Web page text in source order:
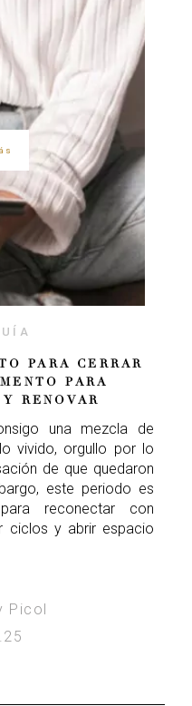
PARA CERRAR
PARA
RENOVAR
una mezcla de
vivido, orgullo por lo
de que quedaron
este periodo es
reconectar con
ciclos y abrir espacio
Picol